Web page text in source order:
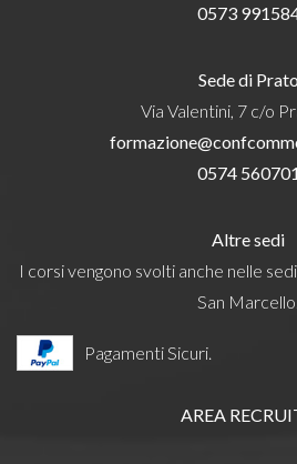
0573
Sede di Prato
Via Valentini, 7 c/o
0574 560701
Altre sedi
I corsi vengono svolti anche nelle
San Marcello.
Pagamenti Sicuri.
AREA